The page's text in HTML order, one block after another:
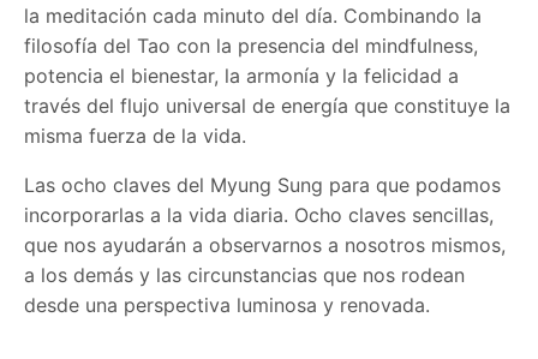
la meditación cada minuto del día. Combinando la
filosofía del Tao con la presencia del mindfulness,
potencia el bienestar, la armonía y la felicidad a
través del flujo universal de energía que constituye la
misma fuerza de la vida.
Las ocho claves del Myung Sung para que podamos
incorporarlas a la vida diaria. Ocho claves sencillas,
que nos ayudarán a observarnos a nosotros mismos,
a los demás y las circunstancias que nos rodean
desde una perspectiva luminosa y renovada.